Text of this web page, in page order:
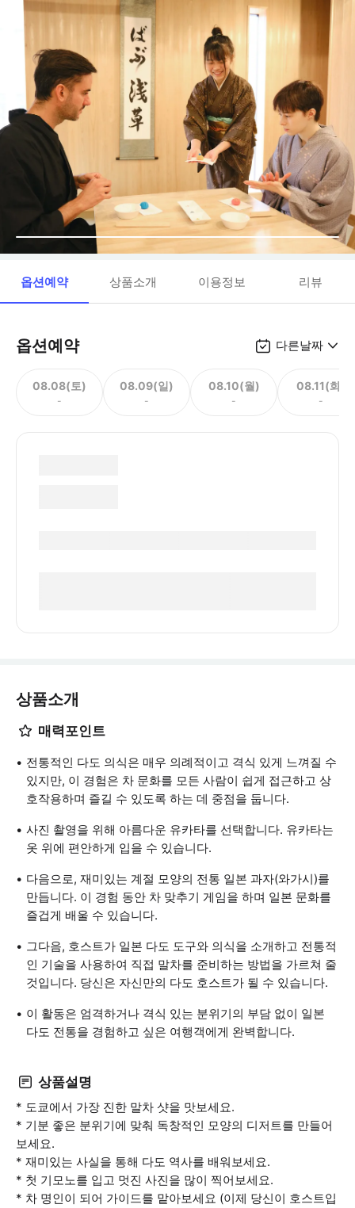
옵션예약 상품소개 이용정보 리뷰
옵션예약 다른날짜
08.08(토)
-
08.09(일)
-
08.10(월)
-
08.11(화)
-
상품소개
매력포인트
전통적인 다도 의식은 매우 의례적이고 격식 있게 느껴질 수
있지만, 이 경험은 차 문화를 모든 사람이 쉽게 접근하고 상
호작용하며 즐길 수 있도록 하는 데 중점을 둡니다.
사진 촬영을 위해 아름다운 유카타를 선택합니다. 유카타는
옷 위에 편안하게 입을 수 있습니다.
다음으로, 재미있는 계절 모양의 전통 일본 과자(와가시)를
만듭니다. 이 경험 동안 차 맞추기 게임을 하며 일본 문화를
즐겁게 배울 수 있습니다.
그다음, 호스트가 일본 다도 도구와 의식을 소개하고 전통적
인 기술을 사용하여 직접 말차를 준비하는 방법을 가르쳐 줄
것입니다. 당신은 자신만의 다도 호스트가 될 수 있습니다.
이 활동은 엄격하거나 격식 있는 분위기의 부담 없이 일본
다도 전통을 경험하고 싶은 여행객에게 완벽합니다.
상품설명
* 도쿄에서 가장 진한 말차 샷을 맛보세요.
* 기분 좋은 분위기에 맞춰 독창적인 모양의 디저트를 만들어
보세요.
* 재미있는 사실을 통해 다도 역사를 배워보세요.
* 첫 기모노를 입고 멋진 사진을 많이 찍어보세요.
* 차 명인이 되어 가이드를 맡아보세요 (이제 당신이 호스트입